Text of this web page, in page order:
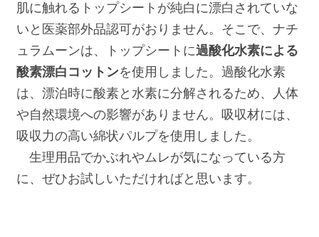
肌に触れるトップシートが純白に漂白されていな
いと医薬部外品認可がおりません。そこで、ナチ
ュラムーンは、トップシートに過酸化水素による
酸素漂白コットンを使用しました。過酸化水素
は、漂泊時に酸素と水素に分解されるため、人体
や自然環境への影響がありません。吸収材には、
吸収力の高い綿状パルプを使用しました。
生理用品でかぶれやムレが気になっている方
に、ぜひお試しいただければと思います。